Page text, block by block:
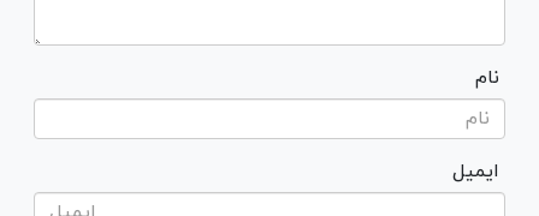
نام
ایمیل